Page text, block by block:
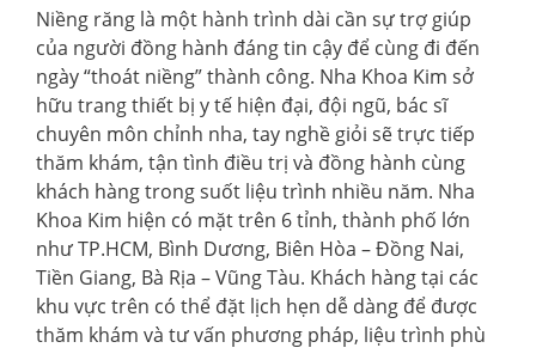
Niềng răng là một hành trình dài cần sự trợ giúp
của người đồng hành đáng tin cậy để cùng đi đến
ngày “thoát niềng” thành công. Nha Khoa Kim sở
hữu trang thiết bị y tế hiện đại, đội ngũ, bác sĩ
chuyên môn chỉnh nha, tay nghề giỏi sẽ trực tiếp
thăm khám, tận tình điều trị và đồng hành cùng
khách hàng trong suốt liệu trình nhiều năm. Nha
Khoa Kim hiện có mặt trên 6 tỉnh, thành phố lớn
như TP.HCM, Bình Dương, Biên Hòa – Đồng Nai,
Tiền Giang, Bà Rịa – Vũng Tàu. Khách hàng tại các
khu vực trên có thể đặt lịch hẹn dễ dàng để được
thăm khám và tư vấn phương pháp, liệu trình phù